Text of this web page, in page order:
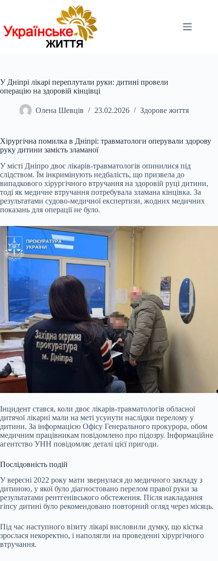
У Дніпрі лікарі переплутали руки: дитині провели
операцію на здоровій кінцівці
Олена Шевців 23.02.2026 Здорове життя
Хірургічна помилка в Дніпрі: травматологи оперували здорову
руку дитини замість зламаної
У місті Дніпро двоє лікарів-травматологів опинилися під
слідством. Їм інкримінують недбалість, що призвела до
випадкового хірургічного втручання на здоровій руці дитини,
тоді як медичне втручання потребувала зламана кінцівка. За
результатами судово-медичної експертизи, жодних медичних
показань для операції не було.
Інцидент стався, коли двоє лікарів-травматологів обласної
дитячої лікарні мали на меті усунути наслідки перелому у
дитини. За інформацією Офісу Генерального прокурора, обом
медичним працівникам повідомлено про підозру. Інформаційне
агентство УНН повідомляє деталі цієї пригоди.
Послідовність подій
У вересні 2022 року мати звернулася до медичного закладу з
дитиною, у якої було діагностовано перелом правої руки за
результатами рентгенівського обстеження. Після накладання
гіпсу дитині було рекомендовано повторний огляд через місяць.
Під час наступного візиту лікарі висловили думку, що кістка
зрослася некоректно, і наполягли на проведенні хірургічного
втручання.